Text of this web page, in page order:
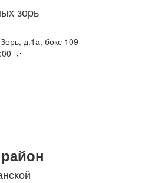
зорь
д.1а, бокс 109